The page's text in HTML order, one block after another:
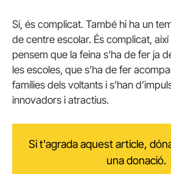
Sí, és complicat. També hi ha un
de centre escolar. És complicat, així
pensem que la feina s’ha de fer ja
les escoles, que s’ha de fer
famílies dels voltants i s’han
innovadors i atractius.
Si t'agrada aquest article,
una donació.